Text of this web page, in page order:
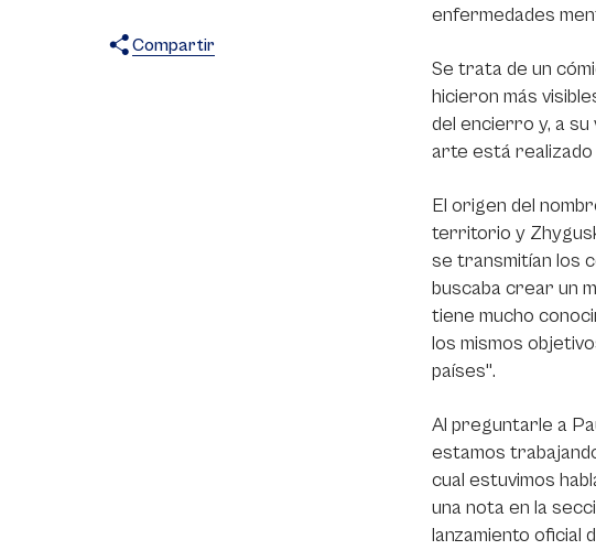
Compartir
enfermedades
Se trata de un
hicieron más
del encierro y, a
arte está
El origen del
territorio y
se transmitían los
buscaba crear un
tiene mucho
los mismos
países".
Al preguntarle a
estamos
cual estuvimos
una nota en la
lanzamiento oficial